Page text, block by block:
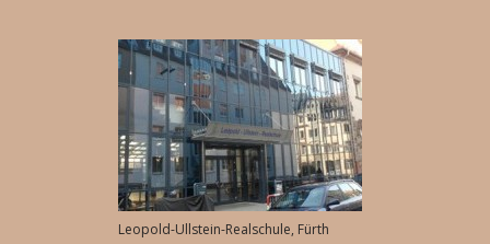
Leopold-Ullstein-Realschule, Fürth